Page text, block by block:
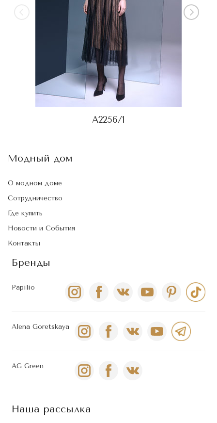
А2256/1
Модный дом
О модном доме
Сотрудничество
Где купить
Новости и События
Контакты
Бренды
Papilio
Alena Goretskaya
AG Green
Наша рассылка